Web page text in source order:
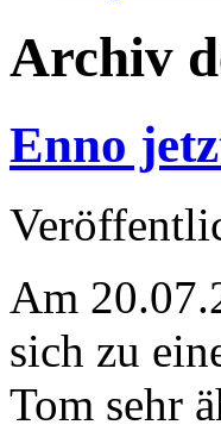
Archiv
Enno
Am
sich zu
Tom sehr